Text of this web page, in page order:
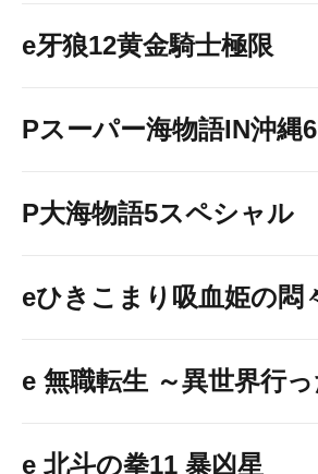
e牙狼12黄金騎士極限
Pスーパー海物語IN沖縄6
P大海物語5スペシャル
eひきこまり吸血姫の悶
e 無職転生 ～異世界行
e 北斗の拳11 暴凶星